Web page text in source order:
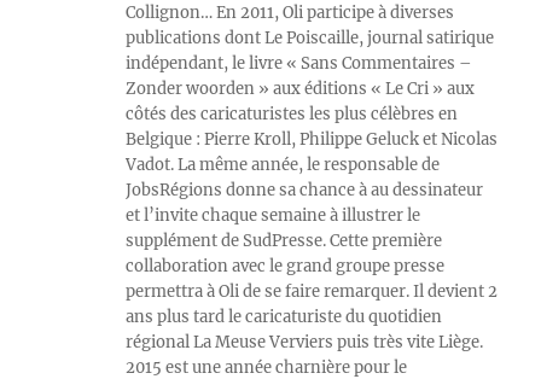
Collignon… En 2011, Oli participe à diverses
publications dont Le Poiscaille, journal satirique
indépendant, le livre « Sans Commentaires –
Zonder woorden » aux éditions « Le Cri » aux
côtés des caricaturistes les plus célèbres en
Belgique : Pierre Kroll, Philippe Geluck et Nicolas
Vadot. La même année, le responsable de
JobsRégions donne sa chance à au dessinateur
et l’invite chaque semaine à illustrer le
supplément de SudPresse. Cette première
collaboration avec le grand groupe presse
permettra à Oli de se faire remarquer. Il devient 2
ans plus tard le caricaturiste du quotidien
régional La Meuse Verviers puis très vite Liège.
2015 est une année charnière pour le